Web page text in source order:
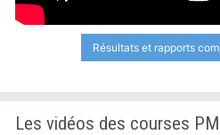
Résultats et rapports